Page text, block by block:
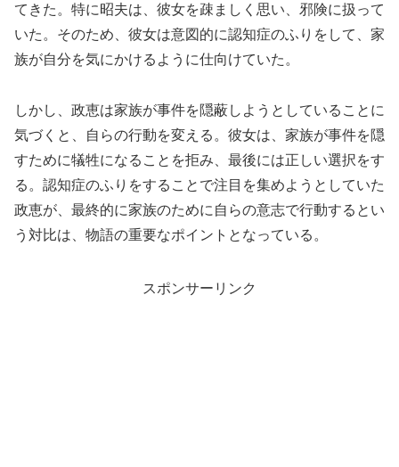
てきた。特に昭夫は、彼女を疎ましく思い、邪険に扱って
いた。そのため、彼女は意図的に認知症のふりをして、家
族が自分を気にかけるように仕向けていた。
しかし、政恵は家族が事件を隠蔽しようとしていることに
気づくと、自らの行動を変える。彼女は、家族が事件を隠
すために犠牲になることを拒み、最後には正しい選択をす
る。認知症のふりをすることで注目を集めようとしていた
政恵が、最終的に家族のために自らの意志で行動するとい
う対比は、物語の重要なポイントとなっている。
スポンサーリンク